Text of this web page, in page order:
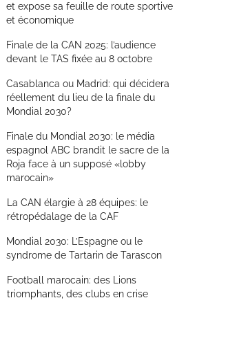
et expose sa feuille de route sportive
et économique
Finale de la CAN 2025: l’audience
devant le TAS fixée au 8 octobre
Casablanca ou Madrid: qui décidera
réellement du lieu de la finale du
Mondial 2030?
Finale du Mondial 2030: le média
espagnol ABC brandit le sacre de la
Roja face à un supposé «lobby
marocain»
La CAN élargie à 28 équipes: le
rétropédalage de la CAF
Mondial 2030: L’Espagne ou le
syndrome de Tartarin de Tarascon
Football marocain: des Lions
triomphants, des clubs en crise